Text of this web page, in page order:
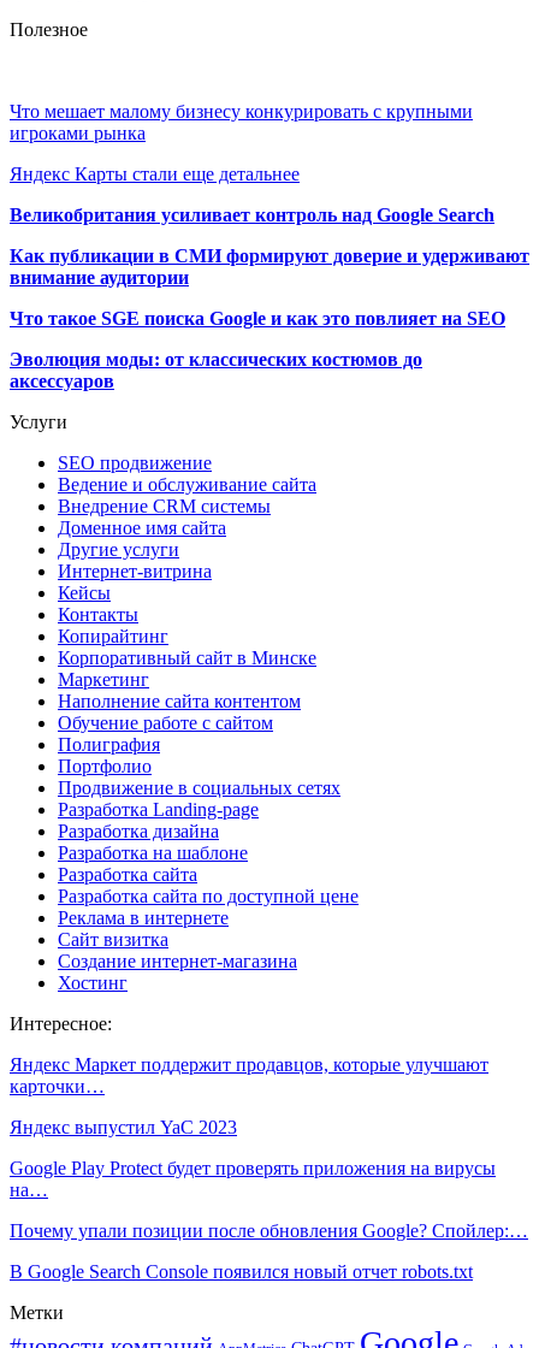
Полезное
Что мешает малому бизнесу конкурировать с крупными
игроками рынка
Яндекс Карты стали еще детальнее
Великобритания усиливает контроль над Google Search
Как публикации в СМИ формируют доверие и удерживают
внимание аудитории
Что такое SGE поиска Google и как это повлияет на SEO
Эволюция моды: от классических костюмов до
аксессуаров
Услуги
SEO продвижение
Ведение и обслуживание сайта
Внедрение CRM системы
Доменное имя сайта
Другие услуги
Интернет-витрина
Кейсы
Контакты
Копирайтинг
Корпоративный сайт в Минске
Маркетинг
Наполнение сайта контентом
Обучение работе с сайтом
Полиграфия
Портфолио
Продвижение в социальных сетях
Разработка Landing-page
Разработка дизайна
Разработка на шаблоне
Разработка сайта
Разработка сайта по доступной цене
Реклама в интернете
Сайт визитка
Создание интернет-магазина
Хостинг
Интересное:
Яндекс Маркет поддержит продавцов, которые улучшают
карточки…
Яндекс выпустил YaC 2023
Google Play Protect будет проверять приложения на вирусы
на…
Почему упали позиции после обновления Google? Спойлер:…
В Google Search Console появился новый отчет robots.txt
Метки